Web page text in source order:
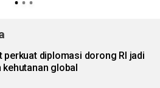
perkuat diplomasi dorong RI jadi
kehutanan global